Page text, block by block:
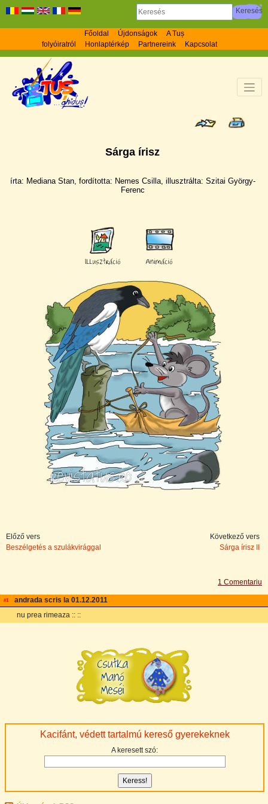
Főoldal Újdonságok
A Tuș
folyóiratról
Honlaptérkép Partnereink Kapcsolat
Kacifánt, védett tartalmú kereső gyerekeknek
A keresett szó:
Sárga í­risz
írta: Mediana Stan, fordí­totta: Nemes Csilla, illusztrálta: Szitai György-
Ferenc
Előző vers
Beszélgetés a szulákvirággal
Következő vers
Sárga í­risz II
1 Comentariu
#1 andrada scris la 01.12.2011
nu prea rimeaza :: ::